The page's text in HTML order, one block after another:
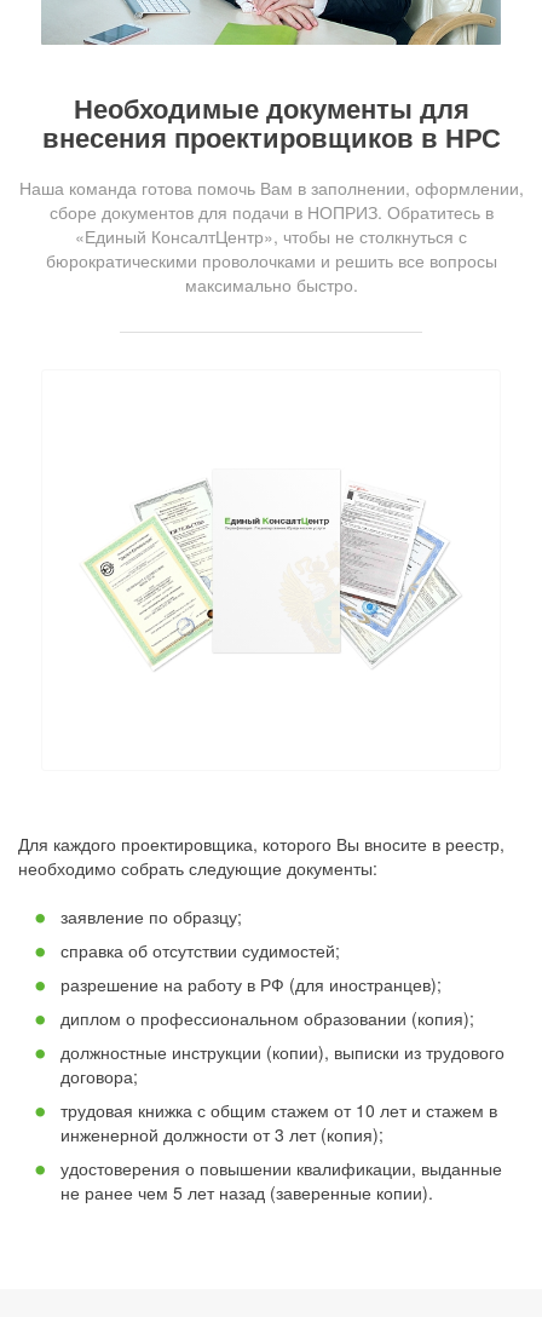
Необходимые документы для
внесения проектировщиков в НРС
Наша команда готова помочь Вам в заполнении, оформлении,
сборе документов для подачи в НОПРИЗ. Обратитесь в
«Единый КонсалтЦентр», чтобы не столкнуться с
бюрократическими проволочками и решить все вопросы
максимально быстро.
Для каждого проектировщика, которого Вы вносите в реестр,
необходимо собрать следующие документы:
заявление по образцу;
справка об отсутствии судимостей;
разрешение на работу в РФ (для иностранцев);
диплом о профессиональном образовании (копия);
должностные инструкции (копии), выписки из трудового
договора;
трудовая книжка с общим стажем от 10 лет и стажем в
инженерной должности от 3 лет (копия);
удостоверения о повышении квалификации, выданные
не ранее чем 5 лет назад (заверенные копии).